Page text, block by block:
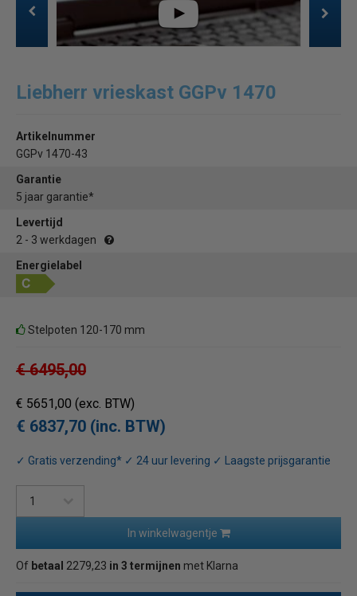
Liebherr vrieskast GGPv 1470
Artikelnummer
GGPv 1470-43
Garantie
5 jaar garantie*
Levertijd
2 - 3 werkdagen
Energielabel
Stelpoten 120-170 mm
€ 6495,00
€ 5651,00 (exc. BTW)
€ 6837,70 (inc. BTW)
✓ Gratis verzending* ✓ 24 uur levering ✓ Laagste prijsgarantie
In winkelwagentje
Of betaal 2279,23 in 3 termijnen met Klarna